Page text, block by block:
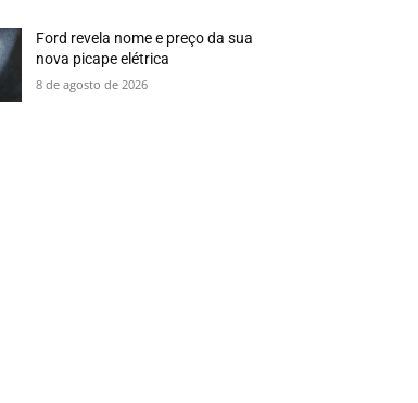
Ford revela nome e preço da sua
nova picape elétrica
8 de agosto de 2026